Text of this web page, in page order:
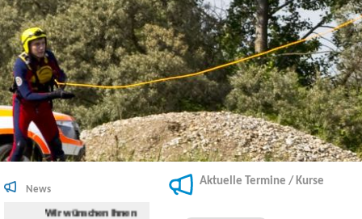
News
Wir wünschen Ihnen viel Spaß beim Surfen auf der Internetseite der
Aktuelle Termine / Kurse